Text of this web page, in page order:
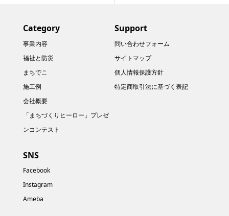
Category
事業内容
福祉と防災
まちでこ
施工例
会社概要
「まちづくりヒーロー」プレゼ
ンコンテスト
Support
問い合わせフォーム
サイトマップ
個人情報保護方針
特定商取引法に基づく表記
SNS
Facebook
Instagram
Ameba